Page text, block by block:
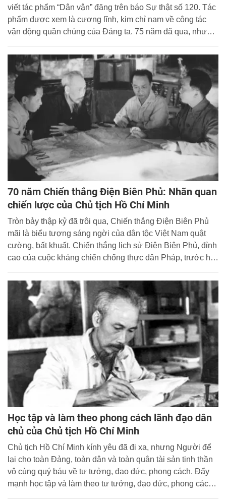
viết tác phẩm “Dân vận” đăng trên báo Sự thật số 120. Tác
phẩm được xem là cương lĩnh, kim chỉ nam về công tác
vận động quần chúng của Đảng ta. 75 năm đã qua, nhưng
nguyên giá trị, mang tính thời sự sâu sắc, là cơ sở, nền
tảng lý luận để Đảng và Nhà nước xây dựng và tổ chức
thực hiện các chủ trương, chính sách về công tác dân vận,
về phát huy sức mạnh khối đại đoàn kết toàn dân tộc.
70 năm Chiến thắng Điện Biên Phủ: Nhãn quan
chiến lược của Chủ tịch Hồ Chí Minh
Tròn bảy thập kỷ đã trôi qua, Chiến thắng Điện Biên Phủ
mãi là biểu tượng sáng ngời của dân tộc Việt Nam quật
cường, bất khuất. Chiến thắng lịch sử Điện Biên Phủ, đỉnh
cao của cuộc kháng chiến chống thực dân Pháp, trước hết
đúng đắn và sáng tạo của Đảng, đứng đầu là Chủ tịch Hồ
Chí Minh.
Học tập và làm theo phong cách lãnh đạo dân
chủ của Chủ tịch Hồ Chí Minh
Chủ tịch Hồ Chí Minh kính yêu đã đi xa, nhưng Người để
lại cho toàn Đảng, toàn dân và toàn quân tài sản tinh thần
vô cùng quý báu về tư tưởng, đạo đức, phong cách. Đẩy
mạnh học tập và làm theo tư tưởng, đạo đức, phong cách